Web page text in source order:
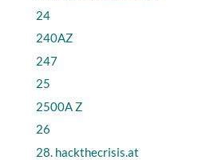
24
240AZ
247
25
2500A Z
26
28. hackthecrisis.at